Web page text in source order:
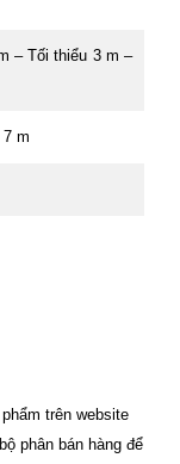
– Tối thiểu 3 m –
m
trên website
phân bán hàng để